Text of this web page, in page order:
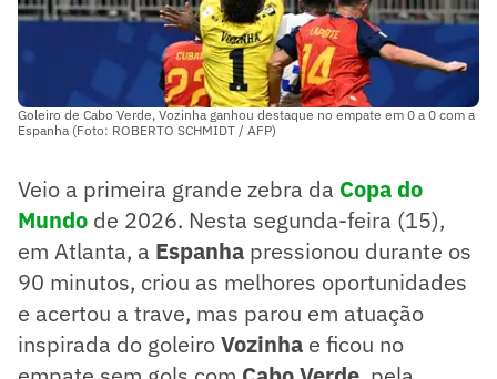
Goleiro de Cabo Verde, Vozinha ganhou destaque no empate em 0 a 0 com a
Espanha (Foto: ROBERTO SCHMIDT / AFP)
Veio a primeira grande zebra da Copa do
Mundo de 2026. Nesta segunda-feira (15),
em Atlanta, a Espanha pressionou durante os
90 minutos, criou as melhores oportunidades
e acertou a trave, mas parou em atuação
inspirada do goleiroVozinha e ficou no